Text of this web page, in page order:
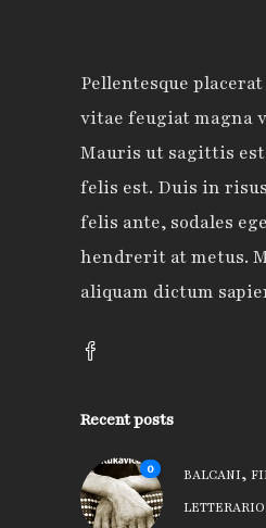
Pellentesque
vitae feugiat magna
Mauris ut sagittis
felis est. Duis in
felis ante, sodales
hendrerit at metus.
aliquam dictum
Recent posts
0 BALCANI,
LETTERARIO